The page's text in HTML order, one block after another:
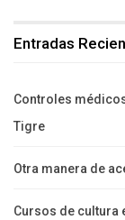
Entradas
Controles
Tigre
Otra manera de
Cursos de cultura